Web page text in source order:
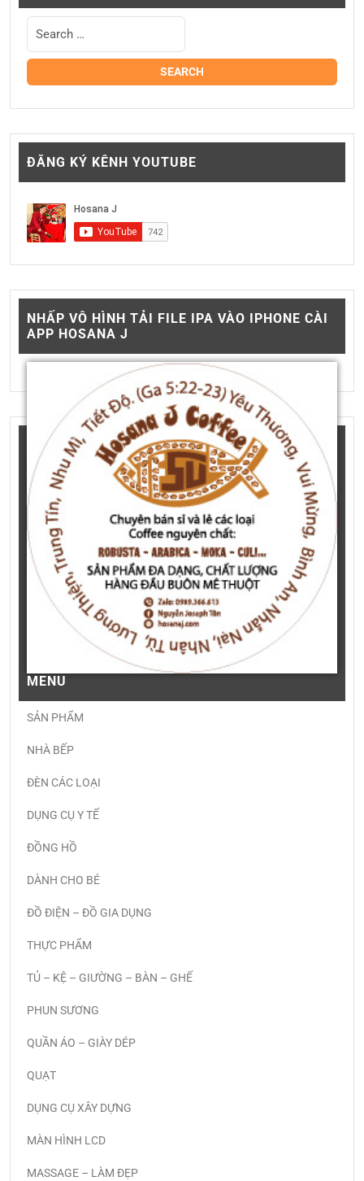
ĐĂNG KÝ KÊNH YOUTUBE
NHẤP VÔ HÌNH TẢI FILE IPA VÀO IPHONE CÀI
APP HOSANA J
MENU
SẢN PHẨM
NHÀ BẾP
ĐÈN CÁC LOẠI
DỤNG CỤ Y TẾ
ĐỒNG HỒ
DÀNH CHO BÉ
ĐỒ ĐIỆN – ĐỒ GIA DỤNG
THỰC PHẨM
TỦ – KỆ – GIƯỜNG – BÀN – GHẾ
PHUN SƯƠNG
QUẦN ÁO – GIÀY DÉP
QUẠT
DỤNG CỤ XÂY DỰNG
MÀN HÌNH LCD
MASSAGE – LÀM ĐẸP